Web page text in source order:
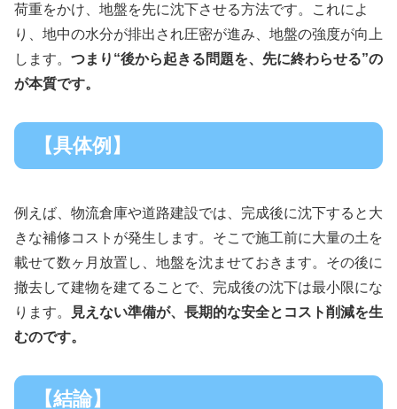
荷重をかけ、地盤を先に沈下させる方法です。これによ
り、地中の水分が排出され圧密が進み、地盤の強度が向上
します。 つまり“後から起きる問題を、先に終わらせる”の
が本質です。
【具体例】
例えば、物流倉庫や道路建設では、完成後に沈下すると大
きな補修コストが発生します。そこで施工前に大量の土を
載せて数ヶ月放置し、地盤を沈ませておきます。その後に
撤去して建物を建てることで、完成後の沈下は最小限にな
ります。
見えない準備が、長期的な安全とコスト削減を生
むのです。
【結論】